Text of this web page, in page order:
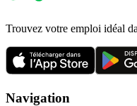
Trouvez votre emploi idéal
Navigation